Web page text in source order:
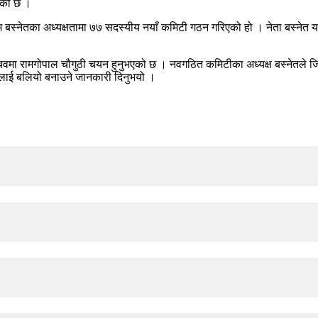
छ ।
बस्नेतका अध्यक्षतामा ७७ सदस्यीय नयाँ कमिटी गठन गरिएको हो । नेता
रामगोपाल चौगुठी चयन हुनुभएको छ । नवगठित कमिटीका अध्यक्ष बस्नेतले
बलियो बनाउने जानकारी दिनुभयो ।